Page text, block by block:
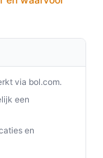
via bol.com.
een
en